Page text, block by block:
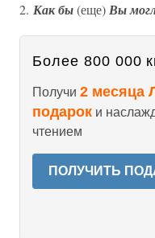
2. Какбы(еще)Вы
Более 800 000
Получи 2 месяца
подарок и
чтением
ПОЛУЧИТЬ